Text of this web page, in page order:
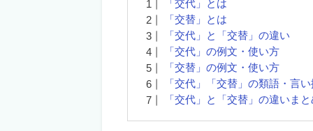
「交代」とは
「交替」とは
「交代」と「交替」の違い
「交代」の例文・使い方
「交替」の例文・使い方
「交代」「交替」の類語・言
「交代」と「交替」の違いま